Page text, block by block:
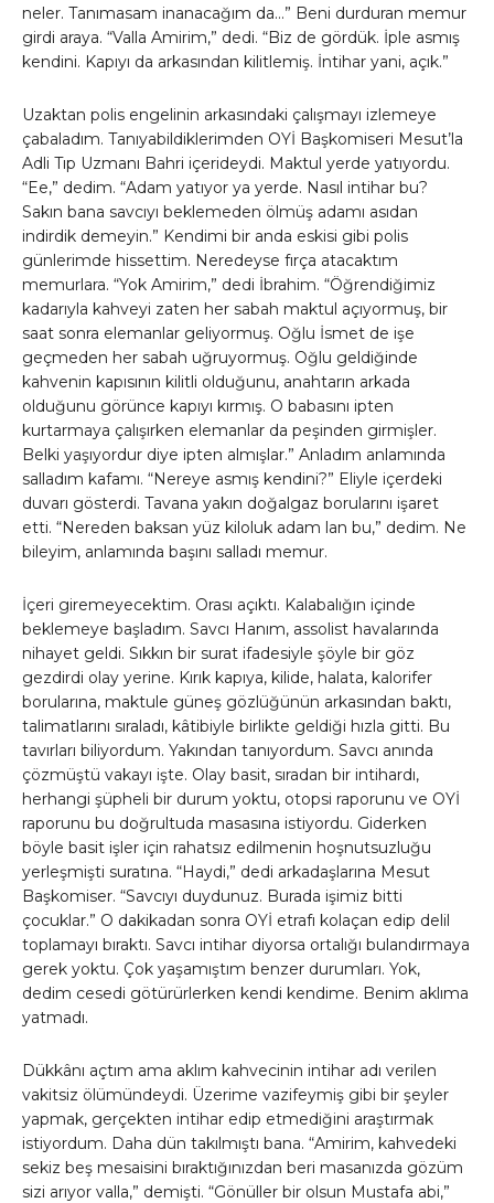
neler. Tanımasam inanacağım da…” Beni durduran memur
girdi araya. “Valla Amirim,” dedi. “Biz de gördük. İple asmış
kendini. Kapıyı da arkasından kilitlemiş. İntihar yani, açık.”
Uzaktan polis engelinin arkasındaki çalışmayı izlemeye
çabaladım. Tanıyabildiklerimden OYİ Başkomiseri Mesut’la
Adli Tıp Uzmanı Bahri içerideydi. Maktul yerde yatıyordu.
“Ee,” dedim. “Adam yatıyor ya yerde. Nasıl intihar bu?
Sakın bana savcıyı beklemeden ölmüş adamı asıdan
indirdik demeyin.” Kendimi bir anda eskisi gibi polis
günlerimde hissettim. Neredeyse fırça atacaktım
memurlara. “Yok Amirim,” dedi İbrahim. “Öğrendiğimiz
kadarıyla kahveyi zaten her sabah maktul açıyormuş, bir
saat sonra elemanlar geliyormuş. Oğlu İsmet de işe
geçmeden her sabah uğruyormuş. Oğlu geldiğinde
kahvenin kapısının kilitli olduğunu, anahtarın arkada
olduğunu görünce kapıyı kırmış. O babasını ipten
kurtarmaya çalışırken elemanlar da peşinden girmişler.
Belki yaşıyordur diye ipten almışlar.” Anladım anlamında
salladım kafamı. “Nereye asmış kendini?” Eliyle içerdeki
duvarı gösterdi. Tavana yakın doğalgaz borularını işaret
etti. “Nereden baksan yüz kiloluk adam lan bu,” dedim. Ne
bileyim, anlamında başını salladı memur.
İçeri giremeyecektim. Orası açıktı. Kalabalığın içinde
beklemeye başladım. Savcı Hanım, assolist havalarında
nihayet geldi. Sıkkın bir surat ifadesiyle şöyle bir göz
gezdirdi olay yerine. Kırık kapıya, kilide, halata, kalorifer
borularına, maktule güneş gözlüğünün arkasından baktı,
talimatlarını sıraladı, kâtibiyle birlikte geldiği hızla gitti. Bu
tavırları biliyordum. Yakından tanıyordum. Savcı anında
çözmüştü vakayı işte. Olay basit, sıradan bir intihardı,
herhangi şüpheli bir durum yoktu, otopsi raporunu ve OYİ
raporunu bu doğrultuda masasına istiyordu. Giderken
böyle basit işler için rahatsız edilmenin hoşnutsuzluğu
yerleşmişti suratına. “Haydi,” dedi arkadaşlarına Mesut
Başkomiser. “Savcıyı duydunuz. Burada işimiz bitti
çocuklar.” O dakikadan sonra OYİ etrafı kolaçan edip delil
toplamayı bıraktı. Savcı intihar diyorsa ortalığı bulandırmaya
gerek yoktu. Çok yaşamıştım benzer durumları. Yok,
dedim cesedi götürürlerken kendi kendime. Benim aklıma
yatmadı.
Dükkânı açtım ama aklım kahvecinin intihar adı verilen
vakitsiz ölümündeydi. Üzerime vazifeymiş gibi bir şeyler
yapmak, gerçekten intihar edip etmediğini araştırmak
istiyordum. Daha dün takılmıştı bana. “Amirim, kahvedeki
sekiz beş mesaisini bıraktığınızdan beri masanızda gözüm
sizi arıyor valla,” demişti. “Gönüller bir olsun Mustafa abi,”